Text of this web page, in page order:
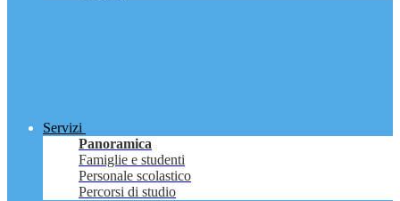
Servizi
Panoramica
Famiglie e studenti
Personale scolastico
Percorsi di studio